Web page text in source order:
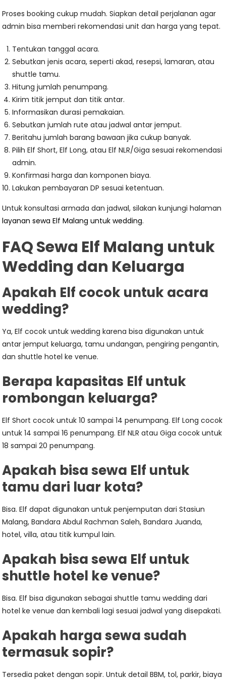
Proses booking cukup mudah. Siapkan detail perjalanan agar
admin bisa memberi rekomendasi unit dan harga yang tepat.
Tentukan tanggal acara.
Sebutkan jenis acara, seperti akad, resepsi, lamaran, atau
shuttle tamu.
Hitung jumlah penumpang.
Kirim titik jemput dan titik antar.
Informasikan durasi pemakaian.
Sebutkan jumlah rute atau jadwal antar jemput.
Beritahu jumlah barang bawaan jika cukup banyak.
Pilih Elf Short, Elf Long, atau Elf NLR/Giga sesuai rekomendasi
admin.
Konfirmasi harga dan komponen biaya.
Lakukan pembayaran DP sesuai ketentuan.
Untuk konsultasi armada dan jadwal, silakan kunjungi halaman
layanan sewa Elf Malang untuk wedding.
FAQ Sewa Elf Malang untuk
Wedding dan Keluarga
Apakah Elf cocok untuk acara
wedding?
Ya, Elf cocok untuk wedding karena bisa digunakan untuk
antar jemput keluarga, tamu undangan, pengiring pengantin,
dan shuttle hotel ke venue.
Berapa kapasitas Elf untuk
rombongan keluarga?
Elf Short cocok untuk 10 sampai 14 penumpang. Elf Long cocok
untuk 14 sampai 16 penumpang. Elf NLR atau Giga cocok untuk
18 sampai 20 penumpang.
Apakah bisa sewa Elf untuk
tamu dari luar kota?
Bisa. Elf dapat digunakan untuk penjemputan dari Stasiun
Malang, Bandara Abdul Rachman Saleh, Bandara Juanda,
hotel, villa, atau titik kumpul lain.
Apakah bisa sewa Elf untuk
shuttle hotel ke venue?
Bisa. Elf bisa digunakan sebagai shuttle tamu wedding dari
hotel ke venue dan kembali lagi sesuai jadwal yang disepakati.
Apakah harga sewa sudah
termasuk sopir?
Tersedia paket dengan sopir. Untuk detail BBM, tol, parkir, biaya